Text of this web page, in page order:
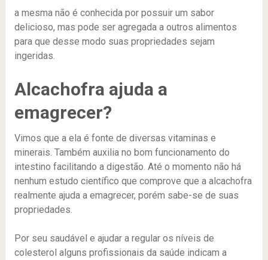
a mesma não é conhecida por possuir um sabor
delicioso, mas pode ser agregada a outros alimentos
para que desse modo suas propriedades sejam
ingeridas.
Alcachofra ajuda a
emagrecer?
Vimos que a ela é fonte de diversas vitaminas e
minerais. Também auxilia no bom funcionamento do
intestino facilitando a digestão. Até o momento não há
nenhum estudo científico que comprove que a alcachofra
realmente ajuda a emagrecer, porém sabe-se de suas
propriedades.
Por seu saudável e ajudar a regular os níveis de
colesterol alguns profissionais da saúde indicam a